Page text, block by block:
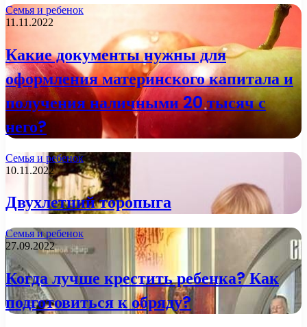
Семья и ребенок
11.11.2022
Какие документы нужны для
оформления материнского капитала и
получения наличными 20 тысяч с
него?
Семья и ребенок
10.11.2022
Двухлетний торопыга
Семья и ребенок
27.09.2022
Когда лучше крестить ребенка? Как
подготовиться к обряду?